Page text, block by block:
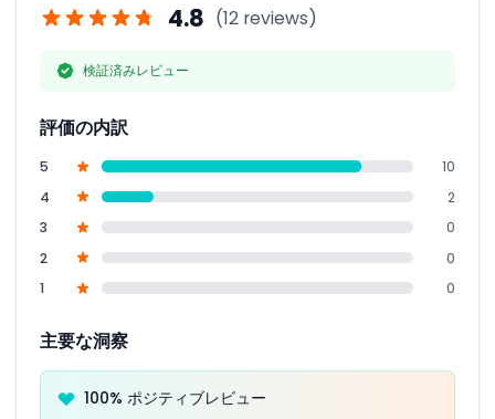
4.8 (12 reviews)
検証済みレビュー
評価の内訳
5
10
4
2
3
0
2
0
1
0
主要な洞察
100% ポジティブレビュー